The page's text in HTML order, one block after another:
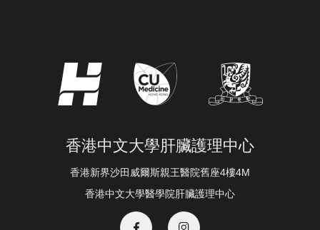
香港中文大學肝臟護理中心
香港新界沙田威爾斯親王醫院舊座4樓4M
香港中文大學醫學院肝臟護理中心